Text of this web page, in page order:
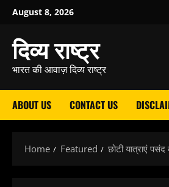
Skip
content
August 8, 2026
दिव्य राष्ट्र
भारत की आवाज़ दिव्य राष्ट्र
ABOUT US CONTACT US
Home Featured छोटी यात्राएं पसंद